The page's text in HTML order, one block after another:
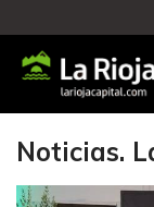
Noticias.